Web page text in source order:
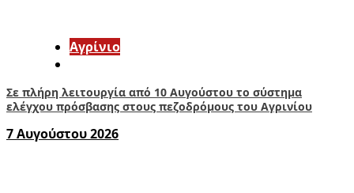
Aγρίνιο
Σε πλήρη λειτουργία από 10 Αυγούστου το σύστημα
ελέγχου πρόσβασης στους πεζοδρόμους του Αγρινίου
7 Αυγούστου 2026